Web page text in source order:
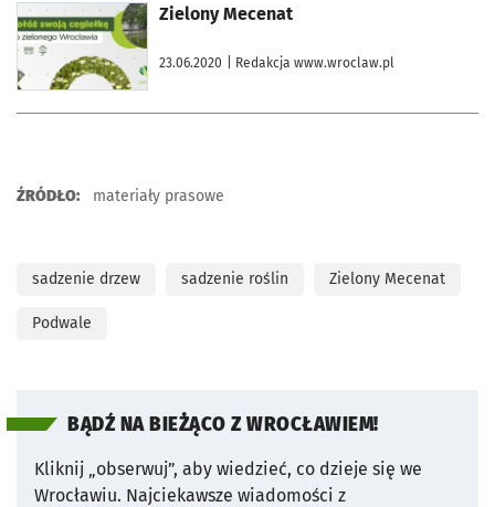
Zielony Mecenat
23.06.2020 | Redakcja www.wroclaw.pl
otworzy się w nowej karcie
ŹRÓDŁO: materiały prasowe
sadzenie drzew sadzenie roślin Zielony Mecenat
Podwale
BĄDŹ NA BIEŻĄCO Z WROCŁAWIEM!
Kliknij „obserwuj”, aby wiedzieć, co dzieje się we
Wrocławiu. Najciekawsze wiadomości z